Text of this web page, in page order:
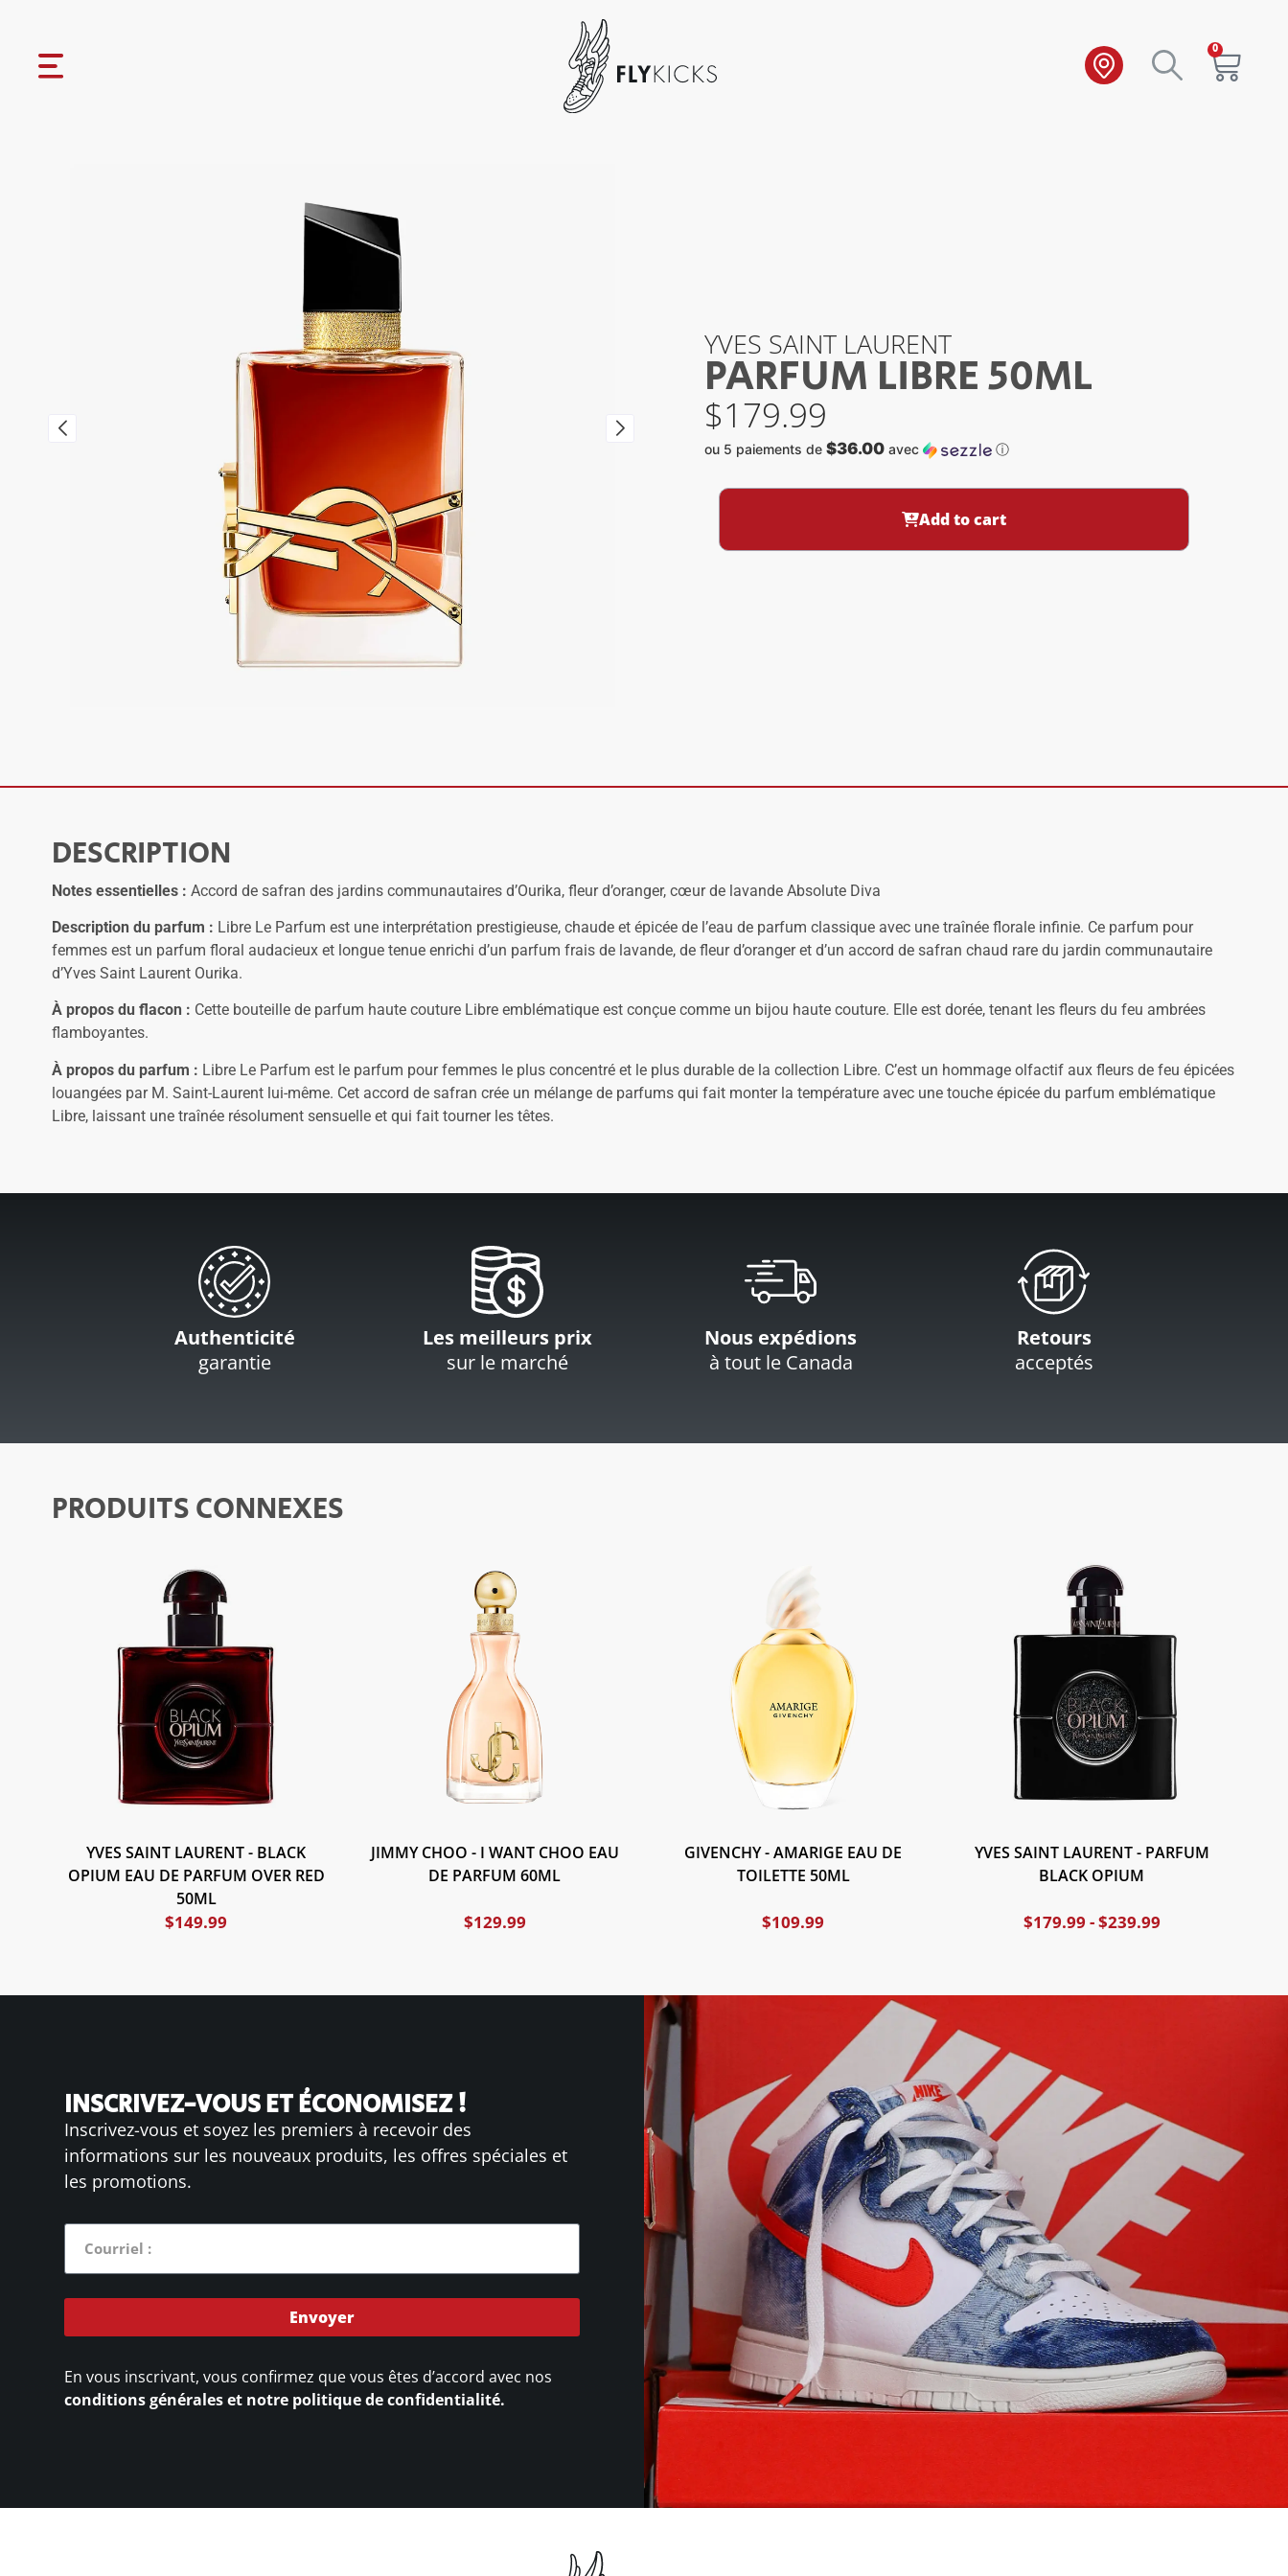
0
YVES SAINT LAURENT
PARFUM LIBRE 50ML
$179.99
ou 5 paiements de$36.00 avec ⓘ
Add to cart
DESCRIPTION
Notes essentielles : Accord de safran des jardins communautaires d’Ourika, fleur d’oranger, cœur de lavande Absolute Diva
Description du parfum : Libre Le Parfum est une interprétation prestigieuse, chaude et épicée de l’eau de parfum classique avec une traînée florale infinie. Ce parfum pour
femmes est un parfum floral audacieux et longue tenue enrichi d’un parfum frais de lavande, de fleur d’oranger et d’un accord de safran chaud rare du jardin communautaire
d’Yves Saint Laurent Ourika.
À propos du flacon : Cette bouteille de parfum haute couture Libre emblématique est conçue comme un bijou haute couture. Elle est dorée, tenant les fleurs du feu ambrées
flamboyantes.
À propos du parfum : Libre Le Parfum est le parfum pour femmes le plus concentré et le plus durable de la collection Libre. C’est un hommage olfactif aux fleurs de feu épicées
louangées par M. Saint-Laurent lui-même. Cet accord de safran crée un mélange de parfums qui fait monter la température avec une touche épicée du parfum emblématique
Libre, laissant une traînée résolument sensuelle et qui fait tourner les têtes.
Authenticité
garantie
Les meilleurs prix
sur le marché
Nous expédions
à tout le Canada
Retours
acceptés
PRODUITS CONNEXES
YVES SAINT LAURENT - BLACK
OPIUM EAU DE PARFUM OVER RED
50ML
$149.99
JIMMY CHOO - I WANT CHOO EAU
DE PARFUM 60ML
$129.99
GIVENCHY - AMARIGE EAU DE
TOILETTE 50ML
$109.99
YVES SAINT LAURENT - PARFUM
BLACK OPIUM
$179.99 -$239.99
INSCRIVEZ-VOUS ET ÉCONOMISEZ !
Inscrivez-vous et soyez les premiers à recevoir des
informations sur les nouveaux produits, les offres spéciales et
les promotions.
Envoyer
En vous inscrivant, vous confirmez que vous êtes d’accord avec nos
conditions générales et notre politique de confidentialité.